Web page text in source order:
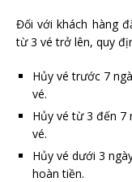
Đối với khách hàng
từ 3 vé trở lên, quy
Hủy vé trước 7
vé.
Hủy vé từ 3 đến 7
vé.
Hủy vé dưới 3
hoàn tiền.